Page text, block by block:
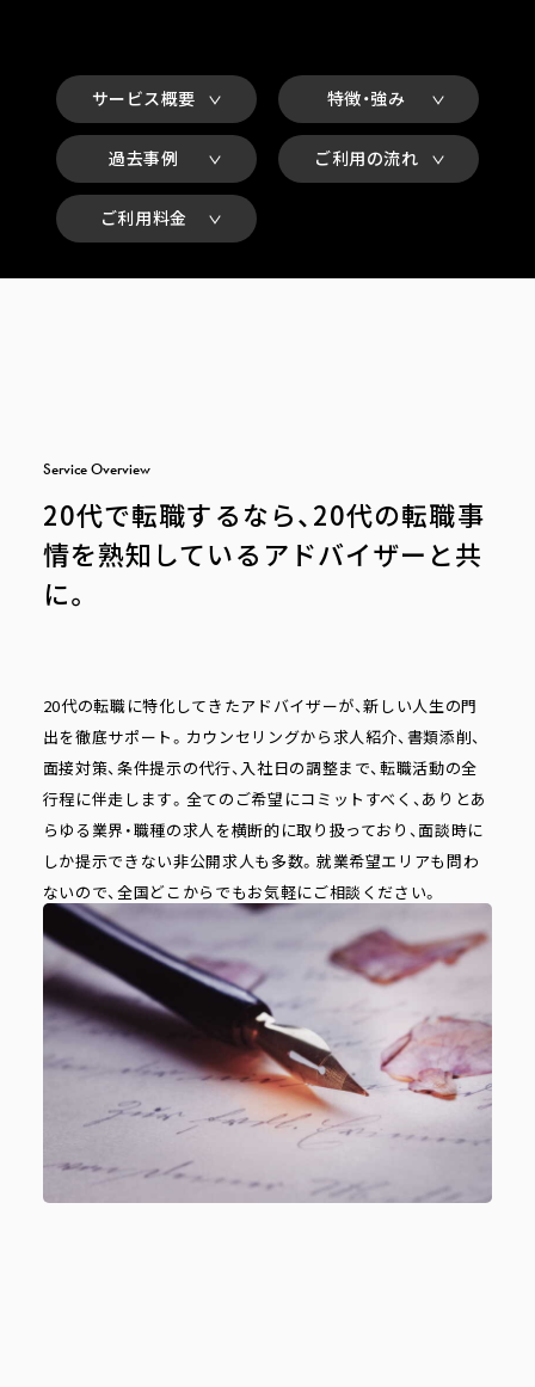
サービス概要 特徴・強み
過去事例 ご利用の流れ
ご利用料金
ServiceOverview
20代で転職するなら、20代の転職事
情を熟知しているアドバイザーと共
に。
20代の転職に特化してきたアドバイザーが、新しい人生の門
出を徹底サポート。カウンセリングから求人紹介、書類添削、
面接対策、条件提示の代行、入社日の調整まで、転職活動の全
行程に伴走します。全てのご希望にコミットすべく、ありとあ
らゆる業界・職種の求人を横断的に取り扱っており、面談時に
しか提示できない非公開求人も多数。就業希望エリアも問わ
ないので、全国どこからでもお気軽にご相談ください。